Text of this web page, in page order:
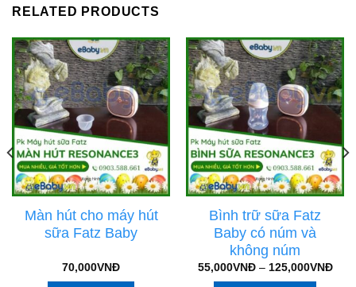
RELATED PRODUCTS
Màn hút cho máy hút
sữa Fatz Baby
70,000VNĐ
Bình trữ sữa Fatz
Baby có núm và
không núm
55,000VNĐ– 125,000VNĐ